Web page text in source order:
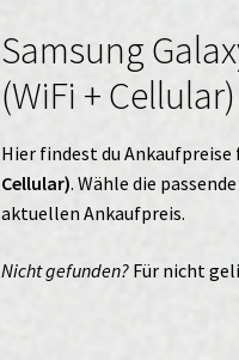
Samsung
(WiFi +
Hier findest du
Cellular). Wähle die
aktuellen Ankaufpreis.
Nicht gefunden? Für nicht